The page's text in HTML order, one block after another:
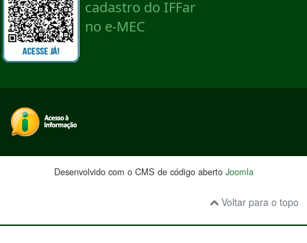
Desenvolvido com o CMS de código aberto Joomla
Voltar para o topo